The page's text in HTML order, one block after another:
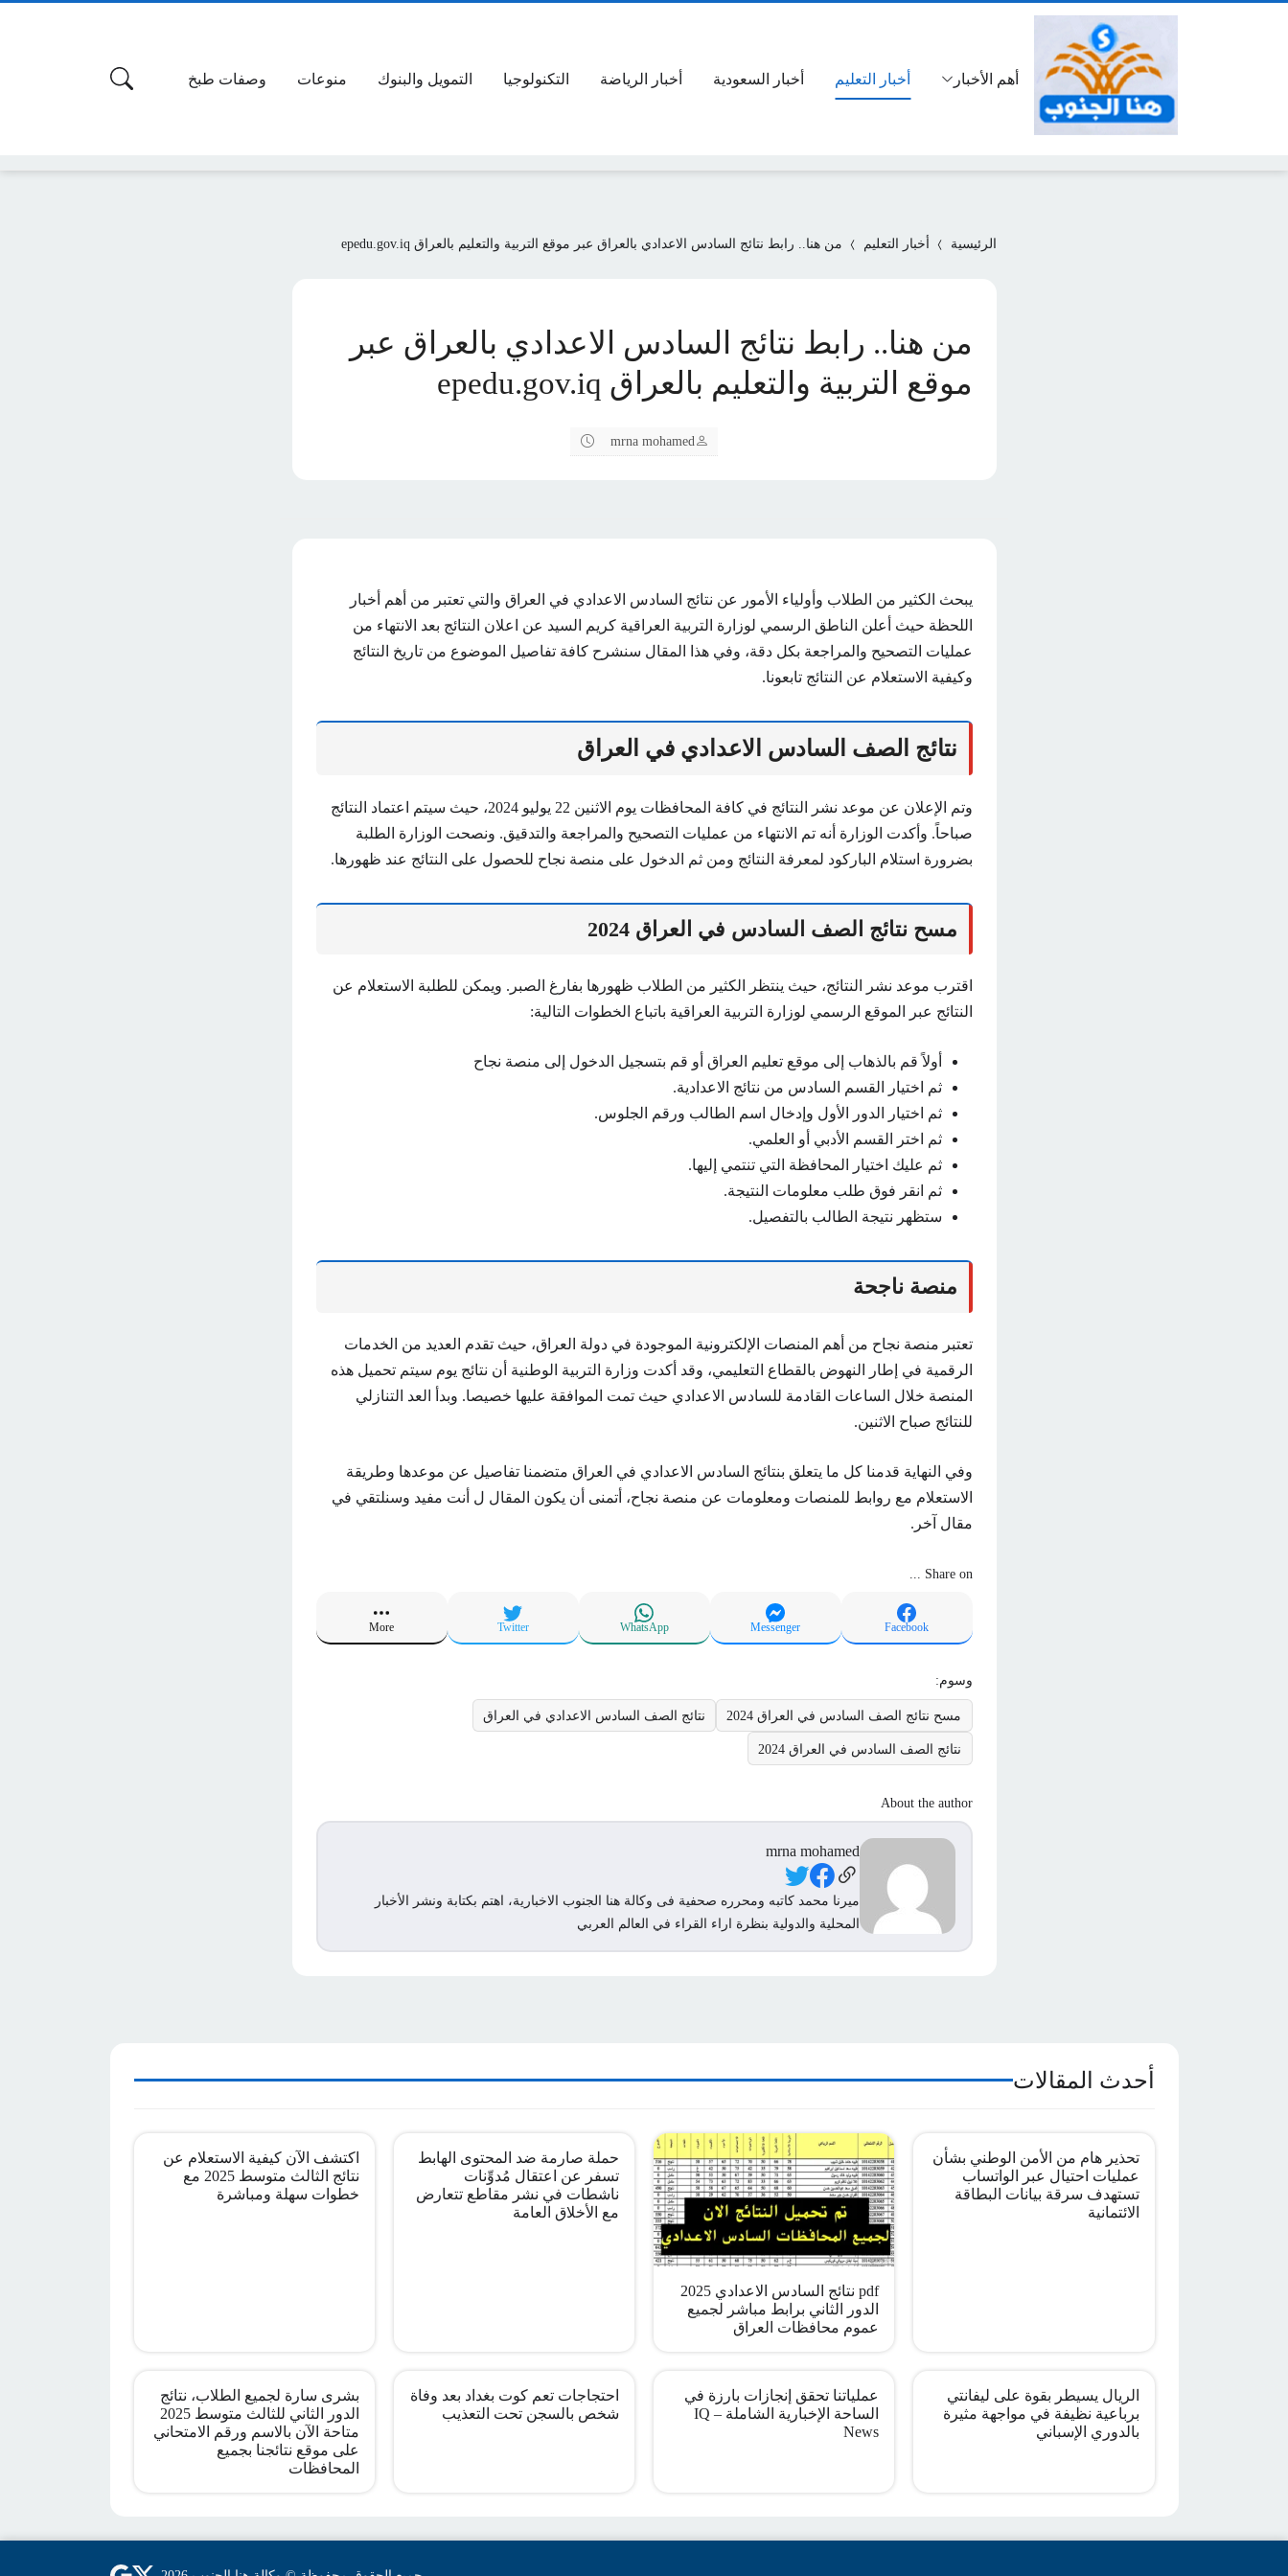
أهم الأخبار أخبار التعليم أخبار السعودية أخبار الرياضة التكنولوجيا التمويل والبنوك منوعات وصفات طبخ
الرئيسية أخبار التعليم من هنا.. رابط نتائج السادس الاعدادي بالعراق عبر موقع التربية والتعليم بالعراق epedu.gov.iq
من هنا.. رابط نتائج السادس الاعدادي بالعراق عبر
موقع التربية والتعليم بالعراق epedu.gov.iq
mrna mohamed
يبحث الكثير من الطلاب وأولياء الأمور عن نتائج السادس الاعدادي في العراق والتي تعتبر من أهم أخبار
اللحظة حيث أعلن الناطق الرسمي لوزارة التربية العراقية كريم السيد عن اعلان النتائج بعد الانتهاء من
عمليات التصحيح والمراجعة بكل دقة، وفي هذا المقال سنشرح كافة تفاصيل الموضوع من تاريخ النتائج
وكيفية الاستعلام عن النتائج تابعونا.
نتائج الصف السادس الاعدادي في العراق
وتم الإعلان عن موعد نشر النتائج في كافة المحافظات يوم الاثنين 22 يوليو 2024، حيث سيتم اعتماد النتائج
صباحاً. وأكدت الوزارة أنه تم الانتهاء من عمليات التصحيح والمراجعة والتدقيق. ونصحت الوزارة الطلبة
بضرورة استلام الباركود لمعرفة النتائج ومن ثم الدخول على منصة نجاح للحصول على النتائج عند ظهورها.
مسح نتائج الصف السادس في العراق 2024
اقترب موعد نشر النتائج، حيث ينتظر الكثير من الطلاب ظهورها بفارغ الصبر. ويمكن للطلبة الاستعلام عن
النتائج عبر الموقع الرسمي لوزارة التربية العراقية باتباع الخطوات التالية:
أولاً قم بالذهاب إلى موقع تعليم العراق أو قم بتسجيل الدخول إلى منصة نجاح
ثم اختيار القسم السادس من نتائج الاعدادية.
ثم اختيار الدور الأول وإدخال اسم الطالب ورقم الجلوس.
ثم اختر القسم الأدبي أو العلمي.
ثم عليك اختيار المحافظة التي تنتمي إليها.
ثم انقر فوق طلب معلومات النتيجة.
ستظهر نتيجة الطالب بالتفصيل.
منصة ناجحة
تعتبر منصة نجاح من أهم المنصات الإلكترونية الموجودة في دولة العراق، حيث تقدم العديد من الخدمات
الرقمية في إطار النهوض بالقطاع التعليمي، وقد أكدت وزارة التربية الوطنية أن نتائج يوم سيتم تحميل هذه
المنصة خلال الساعات القادمة للسادس الاعدادي حيث تمت الموافقة عليها خصيصا. وبدأ العد التنازلي
للنتائج صباح الاثنين.
وفي النهاية قدمنا ​​كل ما يتعلق بنتائج السادس الاعدادي في العراق متضمنا تفاصيل عن موعدها وطريقة
الاستعلام مع روابط للمنصات ومعلومات عن منصة نجاح، أتمنى أن يكون المقال ل أنت مفيد وسنلتقي في
مقال آخر.
Share on ...
Facebook
Messenger
WhatsApp
Twitter
More
وسوم:
مسح نتائج الصف السادس في العراق 2024 نتائج الصف السادس الاعدادي في العراق
نتائج الصف السادس في العراق 2024
About the author
mrna mohamed
Social Links
ميرنا محمد كاتبه ومحرره صحفية فى وكالة هنا الجنوب الاخبارية، اهتم بكتابة ونشر الأخبار
المحلية والدولية بنظرة اراء القراء في العالم العربي
أحدث المقالات
تحذير هام من الأمن الوطني بشأن
عمليات احتيال عبر الواتساب
تستهدف سرقة بيانات البطاقة
الائتمانية
pdf نتائج السادس الاعدادي 2025
الدور الثاني برابط مباشر لجميع
عموم محافظات العراق
حملة صارمة ضد المحتوى الهابط
تسفر عن اعتقال مُدوِّنات
ناشطات في نشر مقاطع تتعارض
مع الأخلاق العامة
اكتشف الآن كيفية الاستعلام عن
نتائج الثالث متوسط 2025 مع
خطوات سهلة ومباشرة
الريال يسيطر بقوة على ليفانتي
برباعية نظيفة في مواجهة مثيرة
بالدوري الإسباني
عملياتنا تحقق إنجازات بارزة في
الساحة الإخبارية الشاملة – IQ
News
احتجاجات تعم كوت بغداد بعد وفاة
شخص بالسجن تحت التعذيب
بشرى سارة لجميع الطلاب، نتائج
الدور الثاني للثالث متوسط 2025
متاحة الآن بالاسم ورقم الامتحاني
على موقع نتائجنا بجميع
المحافظات